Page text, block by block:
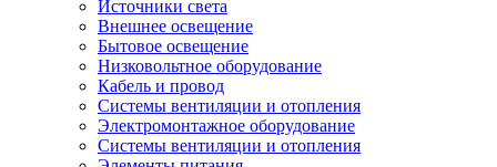
Источники света
Внешнее освещение
Бытовое освещение
Низковольтное оборудование
Кабель и провод
Системы вентиляции и отопления
Электромонтажное оборудование
Системы вентиляции и отопления